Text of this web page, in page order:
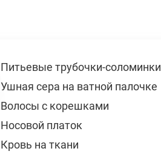
Питьевые трубочки-соломинки
Ушная сера на ватной палочке
Волосы с корешками
Носовой платок
Кровь на ткани